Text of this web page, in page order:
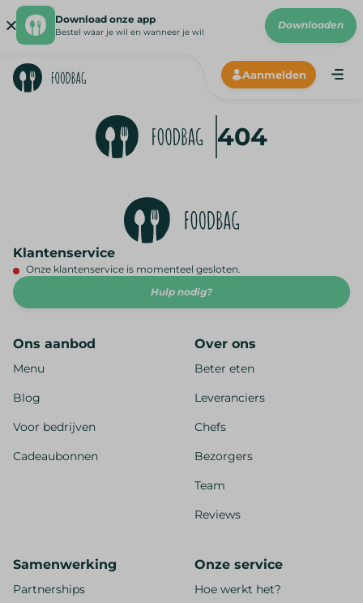
Aanmelden
Download onze app
Bestel waar je wil en wanneer je wil
Downloaden
404
Ons aanbod
Menu
Blog
Voor bedrijven
Cadeaubonnen
Over ons
Beter eten
Leveranciers
Chefs
Bezorgers
Team
Reviews
Samenwerking
Partnerships
Onze service
Hoe werkt het?
Klantenservice
Onze klantenservice is momenteel gesloten.
Hulp nodig?